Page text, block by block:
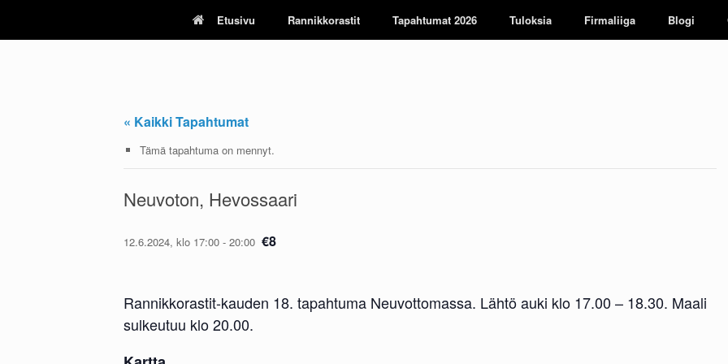
content
Etusivu Rannikkorastit Tapahtumat 2026 Tuloksia Firmaliiga Blogi
« Kaikki Tapahtumat
Tämä tapahtuma on mennyt.
Neuvoton, Hevossaari
12.6.2024, klo 17:00 - 20:00 €8
Rannikkorastit-kauden 18. tapahtuma Neuvottomassa. Lähtö auki klo 17.00 – 18.30. Maali
sulkeutuu klo 20.00.